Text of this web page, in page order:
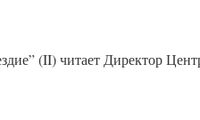
(II) читает Директор